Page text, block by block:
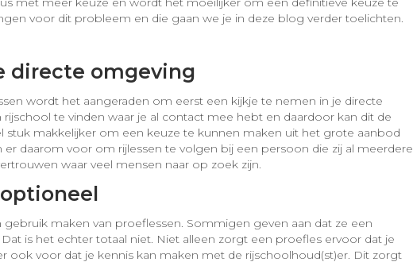
voor dit probleem en die gaan we je in deze blog verder toelichten.
directe omgeving
wordt het aangeraden om eerst een kijkje te nemen in je directe
rijschool te vinden waar je al contact mee hebt en daardoor kan dit de
stuk makkelijker om een keuze te kunnen maken uit het grote aanbod
er daarom voor om rijlessen te volgen bij een persoon die zij al meerdere
waar veel mensen naar op zoek zijn.
maken van proeflessen. Sommigen geven aan dat ze een
is het echter totaal niet. Niet alleen zorgt een proefles ervoor dat je
ook voor dat je kennis kan maken met de rijschoolhoud(st)er. Dit zorgt